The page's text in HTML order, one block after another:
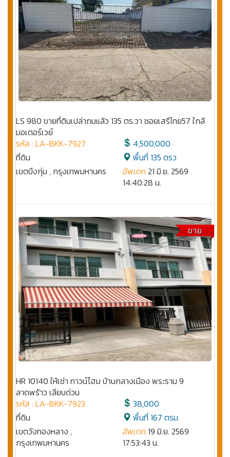
LS 980 ขายที่ดินเปล่าถมแล้ว 135 ตร.วา ซอยเสรีไทย57 ใกล้
มอเตอร์เวย์
รหัส : LA-BKK-7927
ที่ดิน
เขตบึงกุ่ม , กรุงเทพมหานคร
4,500,000
พื้นที่ 135 ตรว
อัพเดท 21 มิ.ย. 2569
14:40:28 น.
ขาย
HR 10140 ให้เช่า ทาวน์โฮม บ้านกลางเมือง พระราม 9
ลาดพร้าว เลียบด่วน
รหัส : LA-BKK-7923
ที่ดิน
เขตวังทองหลาง ,
กรุงเทพมหานคร
38,000
พื้นที่ 167 ตรม.
อัพเดท 19 มิ.ย. 2569
17:53:43 น.